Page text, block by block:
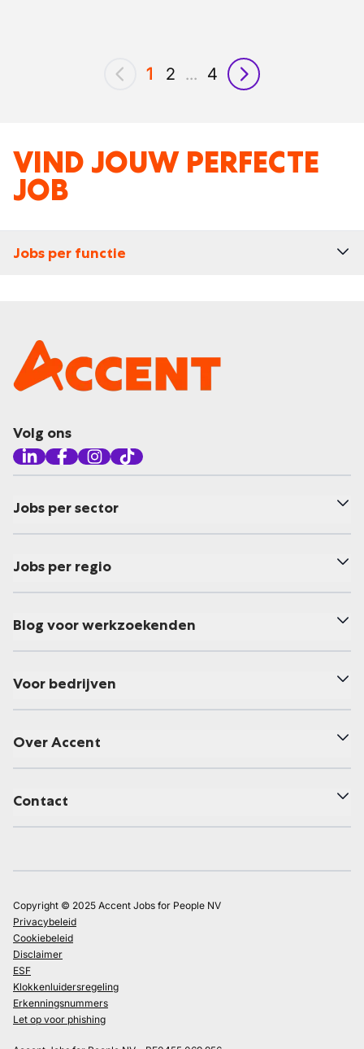
vorig
1 2 ... 4
volgende
VIND JOUW PERFECTE
JOB
Jobs per functie
Volg ons
Jobs per sector
Jobs per regio
Blog voor werkzoekenden
Voor bedrijven
Over Accent
Contact
Copyright © 2025 Accent Jobs for People NV
Privacybeleid
Cookiebeleid
Disclaimer
ESF
Klokkenluidersregeling
Erkenningsnummers
Let op voor phishing